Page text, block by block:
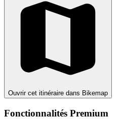
Ouvrir cet itinéraire dans Bikemap
Fonctionnalités Premium